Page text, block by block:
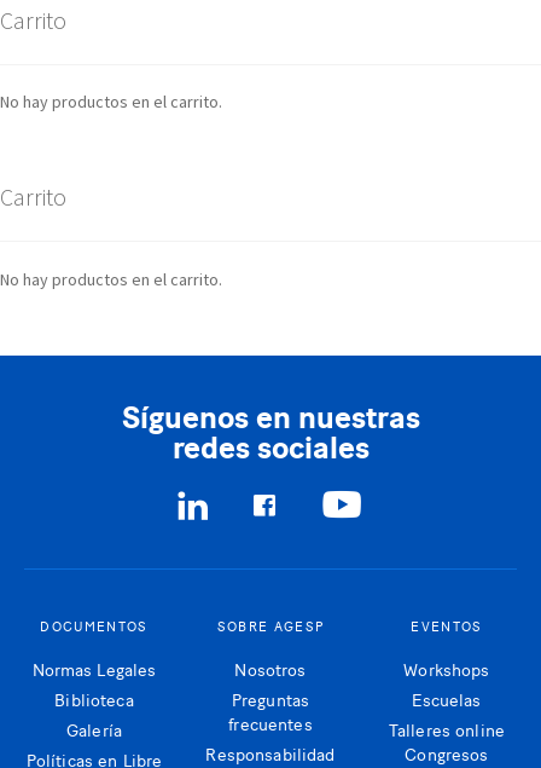
Carrito
No hay productos en el carrito.
Carrito
No hay productos en el carrito.
Síguenos en nuestras
redes sociales
DOCUMENTOS
Normas Legales
Biblioteca
Galería
Políticas en Libre
SOBRE AGESP
Nosotros
Preguntas
frecuentes
Responsabilidad
EVENTOS
Workshops
Escuelas
Talleres online
Congresos